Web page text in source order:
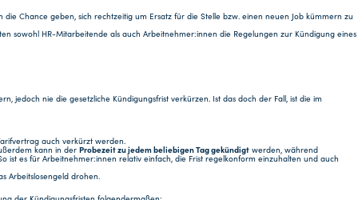
Chance geben, sich rechtzeitig um Ersatz für die Stelle bzw. einen neuen Job kümmern zu
sowohl HR-Mitarbeitende als auch Arbeitnehmer:innen die Regelungen zur Kündigung eines
jedoch nie die gesetzliche Kündigungsfrist verkürzen. Ist das doch der Fall, ist die im
auch verkürzt werden.
kann in der Probezeit zu jedem beliebigen Tag gekündigt werden, während
es für Arbeitnehmer:innen relativ einfach, die Frist regelkonform einzuhalten und auch
Arbeitslosengeld drohen.